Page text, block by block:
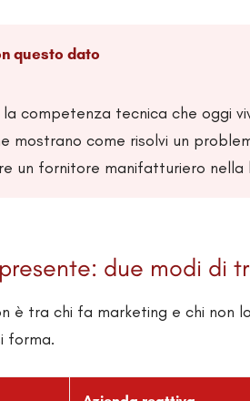
questo dato
la competenza tecnica che oggi
mostrano come risolvi un
un fornitore manifatturiero nella
due modi di
è tra chi fa marketing e chi non
forma.